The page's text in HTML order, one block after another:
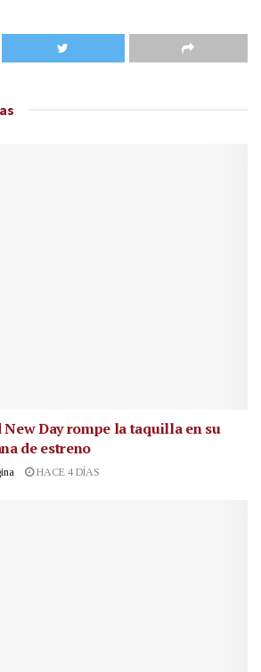
Day rompe la taquilla en su
de estreno
HACE 4 DÍAS